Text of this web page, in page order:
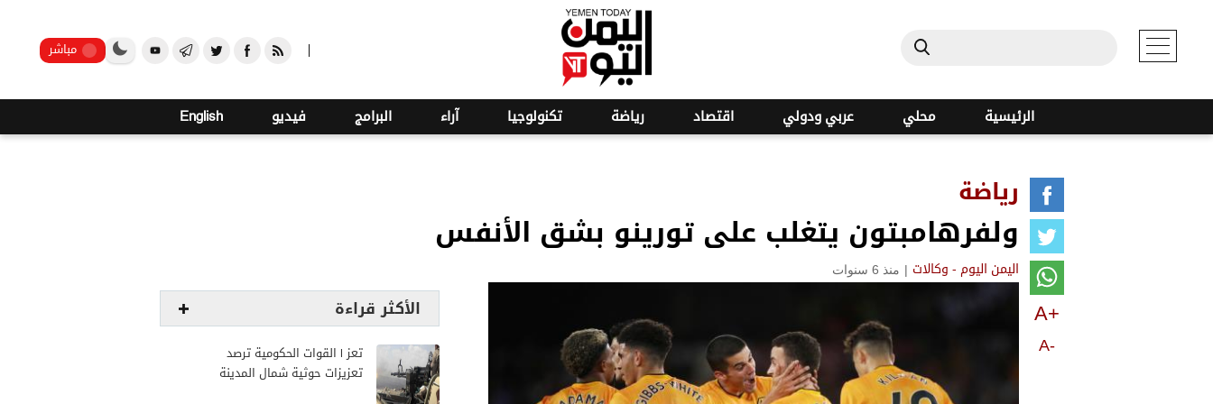
مباشر
الرئيسية محلي عربي ودولي اقتصاد رياضة تكنولوجيا آراء البرامج فيديو English
رياضة
ولفرهامبتون يتغلب على تورينو بشق الأنفس
اليمن اليوم - وكالات | منذ 6 سنوات
A+
A-
الأكثر قراءة
تعز | القوات الحكومية ترصد
تعزيزات حوثية شمال المدينة